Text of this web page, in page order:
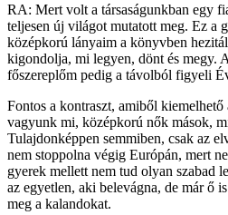
RA: Mert volt a társaságunkban egy
teljesen új világot mutatott meg. Ez a
középkorú lányaim a könyvben
kigondolja, mi legyen, dönt és megy.
főszereplőm pedig a távolból figyeli
Fontos a kontraszt, amiből
vagyunk mi, középkorú nők mások,
Tulajdonképpen semmiben, csak az
nem stoppolna végig Európán, mert
gyerek mellett nem tud olyan szabad
az egyetlen, aki belevágna, de már ő
meg a kalandokat.